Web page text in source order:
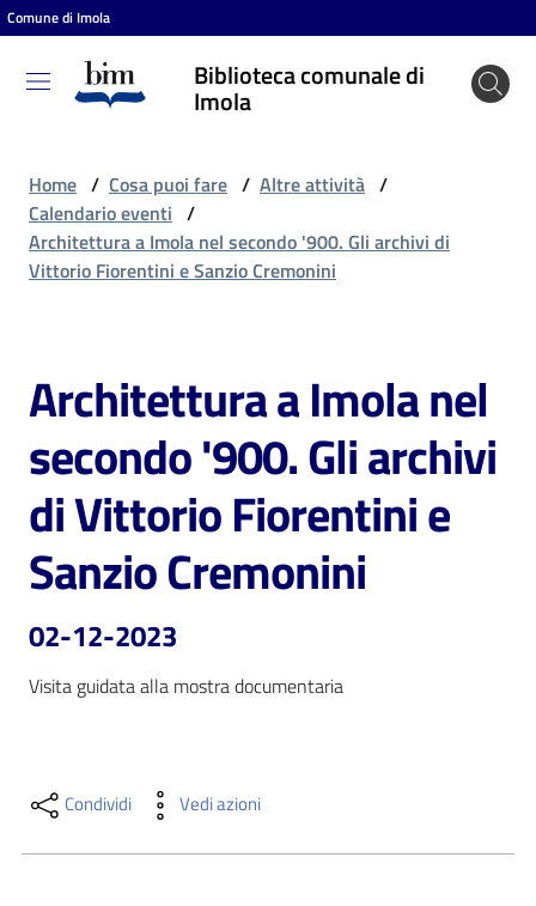
Vai al contenuto
Vai alla navigazione
Vai al footer
Comune di Imola
Biblioteca comunale di
Imola
Biblioteca
comunale
Entra
puoi
fare
Scopri
contenuti
online
Home / Cosa puoi fare / Altre attività /
Calendario eventi /
Architettura a Imola nel secondo '900. Gli archivi di
Vittorio Fiorentini e Sanzio Cremonini
Salta al contenuto
Architettura a Imola nel
secondo '900. Gli archivi
di Vittorio Fiorentini e
Sanzio Cremonini
02-12-2023
Visita guidata alla mostra documentaria
Condividi Vedi azioni